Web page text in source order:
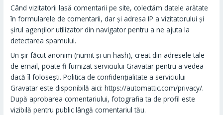
Când vizitatorii lasă comentarii pe site, colectăm datele arătate
în formularele de comentarii, dar și adresa IP a vizitatorului și
șirul agenților utilizator din navigator pentru a ne ajuta la
detectarea spamului.
Un șir făcut anonim (numit și un hash), creat din adresele tale
de email, poate fi furnizat serviciului Gravatar pentru a vedea
dacă îl folosești. Politica de confidențialitate a serviciului
Gravatar este disponibilă aici: https://automattic.com/privacy/.
După aprobarea comentariului, fotografia ta de profil este
vizibilă pentru public lângă comentariul tău.